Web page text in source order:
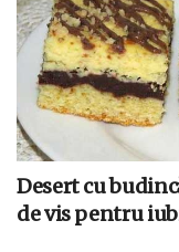
Desert cu
de vis pentru